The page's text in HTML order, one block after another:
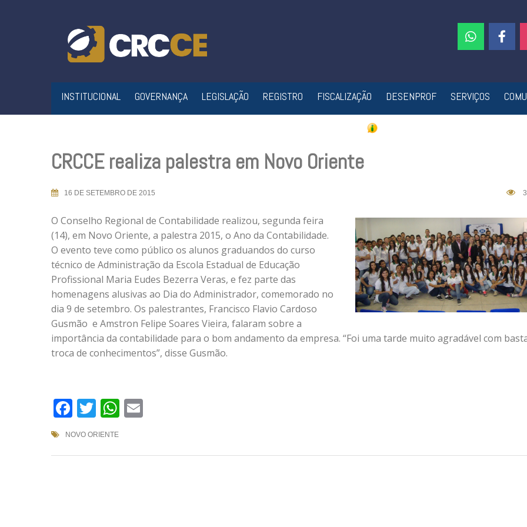
INSTITUCIONAL GOVERNANÇA LEGISLAÇÃO REGISTRO FISCALIZAÇÃO DESENPROF SERVIÇOS
CRCCE realiza palestra em Novo Oriente
16 DE SETEMBRO DE 2015
O Conselho Regional de Contabilidade realizou, segunda feira
(14), em Novo Oriente, a palestra 2015, o Ano da Contabilidade.
O evento teve como público os alunos graduandos do curso
técnico de Administração da Escola Estadual de Educação
Profissional Maria Eudes Bezerra Veras, e fez parte das
homenagens alusivas ao Dia do Administrador, comemorado no
dia 9 de setembro. Os palestrantes, Francisco Flavio Cardoso
Gusmão e Amstron Felipe Soares Vieira, falaram sobre a
importância da contabilidade para o bom andamento da empresa. “Foi uma tarde muito agradável com
troca de conhecimentos”, disse Gusmão.
Facebook
TwitterWhatsApp
NOVO ORIENTE